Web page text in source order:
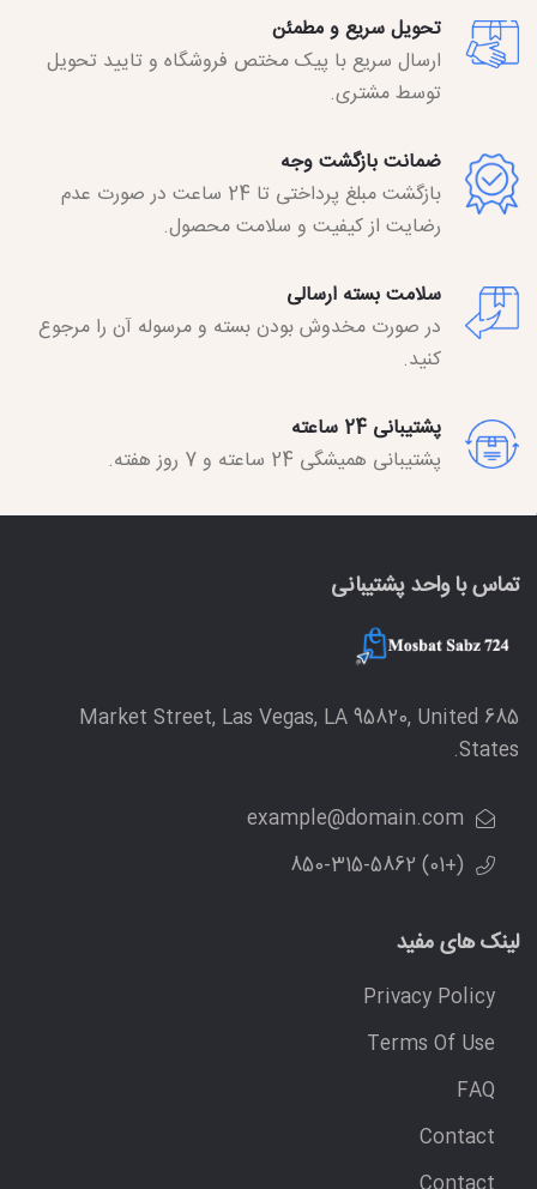
تحویل سریع و مطمئن
ارسال سریع با پیک مختص فروشگاه و تایید تحویل
توسط مشتری.
ضمانت بازگشت وجه
بازگشت مبلغ پرداختی تا 24 ساعت در صورت عدم
رضایت از کیفیت و سلامت محصول.
سلامت بسته ارسالی
در صورت مخدوش بودن بسته و مرسوله آن را مرجوع
کنید.
پشتیبانی 24 ساعته
پشتیبانی همیشگی 24 ساعته و 7 روز هفته.
تماس با واحد پشتیبانی
685 Market Street, Las Vegas, LA 95820, United
States.
example@domain.com
(+01) 850-315-5862
لینک های مفید
Privacy Policy
Terms Of Use
FAQ
Contact